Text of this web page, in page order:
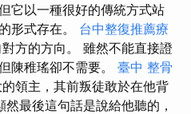
它以一種很好的傳統方式站
形式存在。 台中整復推薦療
方的方向。 雖然不能直接證
陳稚瑤卻不需要。 臺中 整骨
領主，其前叛徒敢於在他背
然最後這句話是說給他聽的，